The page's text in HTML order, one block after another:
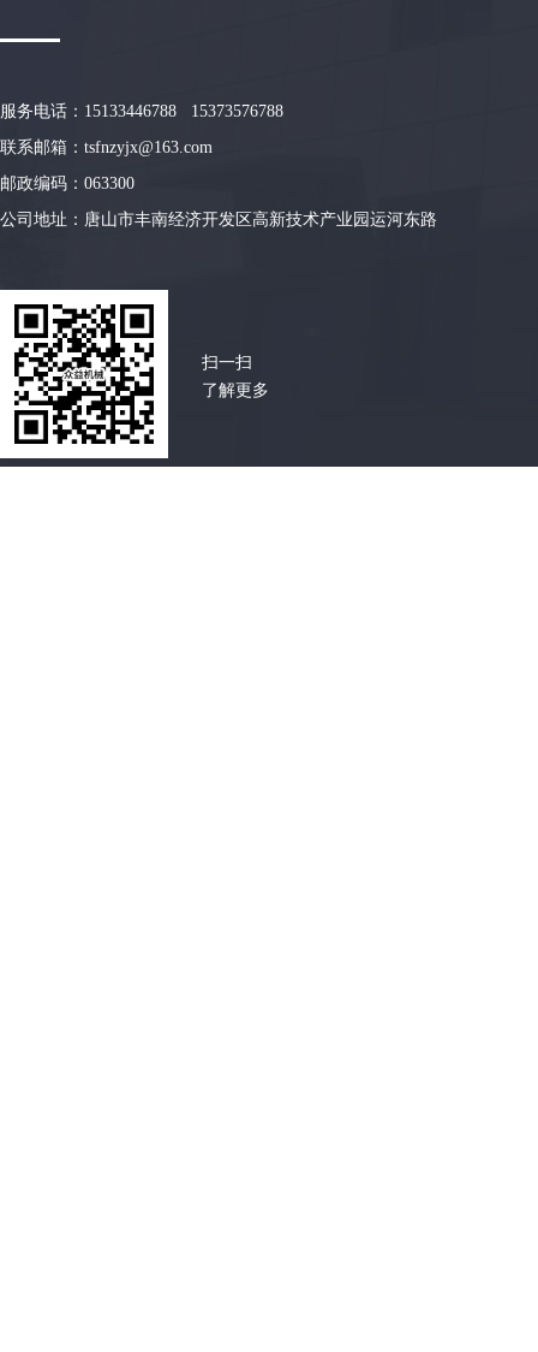
服务电话：15133446788 15373576788
联系邮箱：tsfnzyjx@163.com
邮政编码： 063300
公司地址：唐山市丰南经济开发区高新技术产业园运河东路
扫一扫
了解更多